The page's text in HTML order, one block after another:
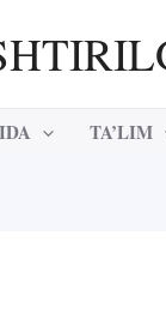
TA’LIM